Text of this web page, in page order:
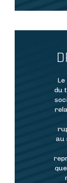
du
au